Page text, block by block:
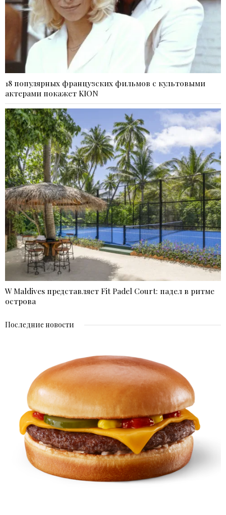
18 популярных французских фильмов с культовыми
актерами покажет KION
W Maldives представляет Fit Padel Court: падел в ритме
острова
Последние новости